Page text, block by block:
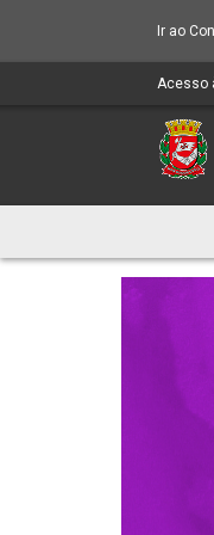
Ir ao
Acesso
e